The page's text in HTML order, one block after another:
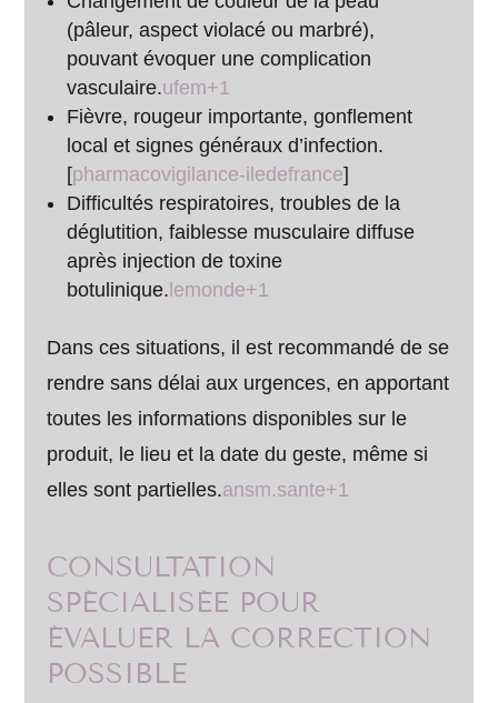
(pâleur, aspect violacé ou marbré),
pouvant évoquer une complication
vasculaire.ufem+1
Fièvre, rougeur importante, gonflement
local et signes généraux d’infection.
[pharmacovigilance-iledefrance]​
Difficultés respiratoires, troubles de la
déglutition, faiblesse musculaire diffuse
après injection de toxine
botulinique. lemonde+1
Dans ces situations, il est recommandé de se
rendre sans délai aux urgences, en apportant
toutes les informations disponibles sur le
produit, le lieu et la date du geste, même si
elles sont partielles.ansm.sante+1
CONSULTATION
SPÉCIALISÉE POUR
ÉVALUER LA CORRECTION
POSSIBLE